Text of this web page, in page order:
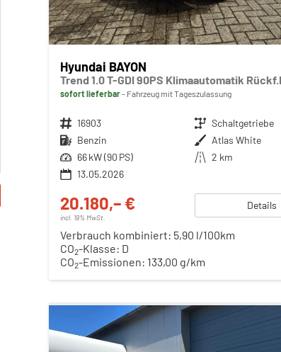
Hyundai BAYON
sofort lieferbar Fahrzeug mit Tageszulassung
Fahrzeugnr. 16903 Getriebe Schaltgetriebe
Kraftstoff Benzin Außenfarbe Atlas White
Leistung 66 kW (90 PS) Kilometerstand 2 km
13.05.2026
20.180,– €
incl. 19% MwSt.
Details
Verbrauch kombiniert: 5,90 l/100km
CO2-Klasse: D
CO2-Emissionen: 133,00 g/km